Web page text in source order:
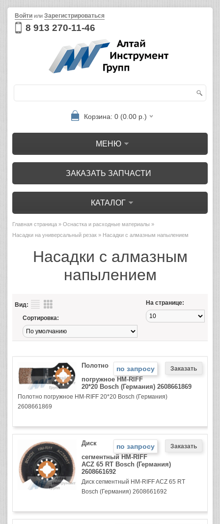
8 913 270-11-46
Войти или Зарегистрироваться
Корзина: 0 (0.00 р.)
МЕНЮ
ЗАКАЗАТЬ ЗАПЧАСТИ
КАТАЛОГ
Главная страница » Оснастка и расходные материалы »
Насадки на универсальный резак » Насадки с алмазным напылением
Насадки с алмазным
напылением
Вид: На странице:
Сортировка:
по запросу
Полотно
погружное HM-RIFF
20*20 Bosch (Германия) 2608661869
Полотно погружное HM-RIFF 20*20 Bosch (Германия)
2608661869
по запросу
Диск
сегментный HM-RIFF
ACZ 65 RT Bosch (Германия)
2608661692
Диск сегментный HM-RIFF ACZ 65 RT
Bosch (Германия) 2608661692